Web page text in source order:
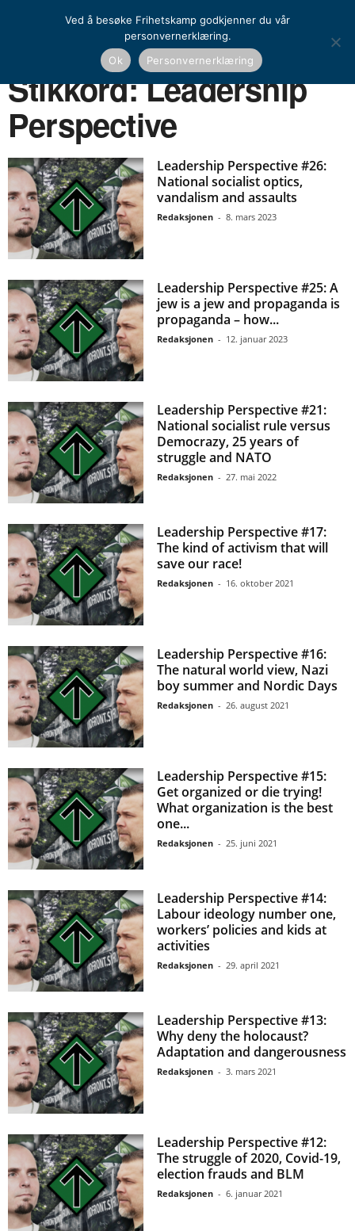
Leadership Perspective
Stikkord: Leadership
Perspective
Leadership Perspective #26:
National socialist optics,
vandalism and assaults
Redaksjonen - 8. mars 2023
Leadership Perspective #25: A
jew is a jew and propaganda is
propaganda – how...
Redaksjonen - 12. januar 2023
Leadership Perspective #21:
National socialist rule versus
Democrazy, 25 years of
struggle and NATO
Redaksjonen - 27. mai 2022
Leadership Perspective #17:
The kind of activism that will
save our race!
Redaksjonen - 16. oktober 2021
Leadership Perspective #16:
The natural world view, Nazi
boy summer and Nordic Days
Redaksjonen - 26. august 2021
Leadership Perspective #15:
Get organized or die trying!
What organization is the best
one...
Redaksjonen - 25. juni 2021
Leadership Perspective #14:
Labour ideology number one,
workers’ policies and kids at
activities
Redaksjonen - 29. april 2021
Leadership Perspective #13:
Why deny the holocaust?
Adaptation and dangerousness
Redaksjonen - 3. mars 2021
Leadership Perspective #12:
The struggle of 2020, Covid-19,
election frauds and BLM
Redaksjonen - 6. januar 2021
Ved å besøke Frihetskamp godkjenner du vår
personvernerklæring.
Ok
Personvernerklæring